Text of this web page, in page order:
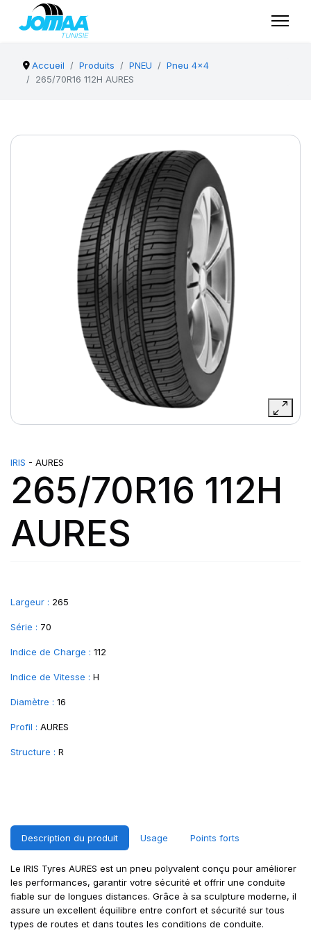
Accueil Produits PNEU
Pneu 4x4
265/70R16 112H AURES
IRIS - AURES
265/70R16 112H
AURES
Largeur : 265
Série : 70
Indice de Charge : 112
Indice de Vitesse : H
Diamètre : 16
Profil : AURES
Structure : R
Description du produit Usage Points forts
Le IRIS Tyres AURES est un pneu polyvalent conçu pour améliorer
les performances, garantir votre sécurité et offrir une conduite
fiable sur de longues distances. Grâce à sa sculpture moderne, il
assure un excellent équilibre entre confort et sécurité sur tous
types de routes et dans toutes les conditions de conduite.